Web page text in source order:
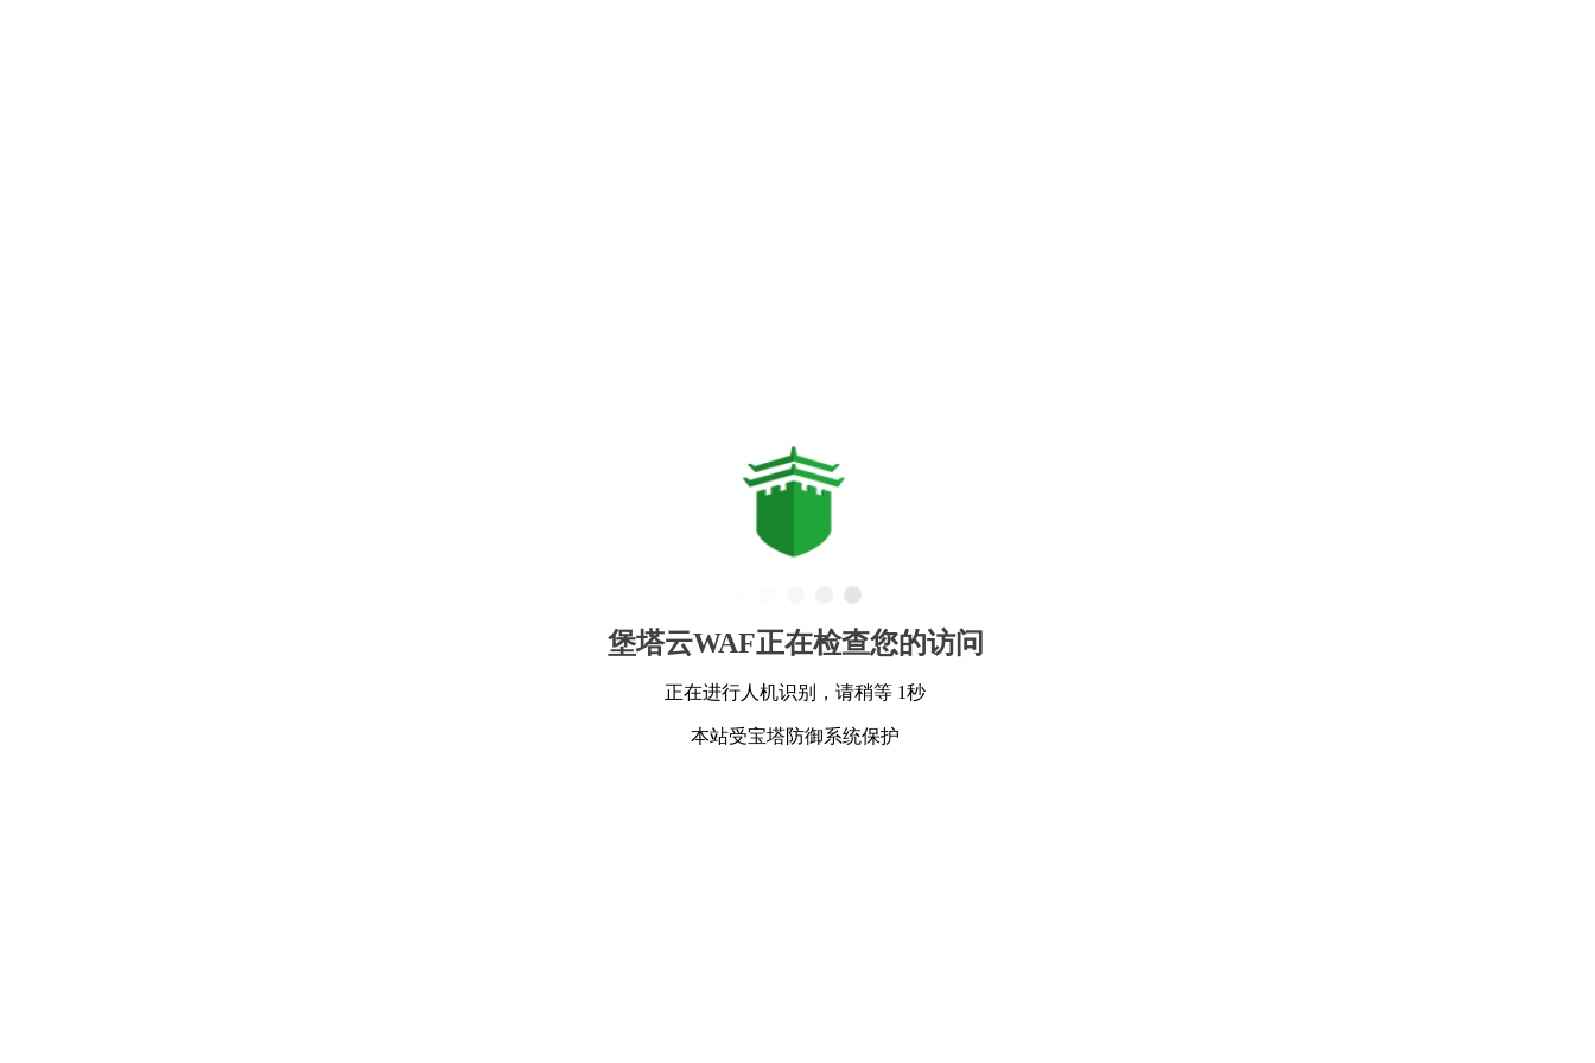
堡塔云WAF正在检查您的访问
正在进行人机识别，请稍等 1秒
本站受宝塔防御系统保护